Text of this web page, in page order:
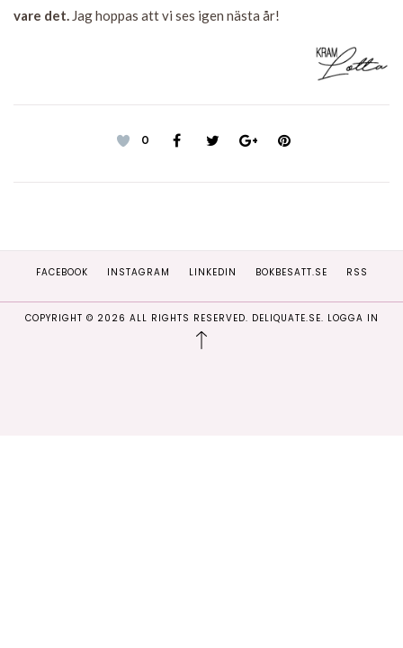
vare det. Jag hoppas att vi ses igen nästa år!
0
FACEBOOK INSTAGRAM LINKEDIN BOKBESATT.SE RSS
COPYRIGHT © 2026 ALL RIGHTS RESERVED. DELIQUATE.SE. LOGGA IN